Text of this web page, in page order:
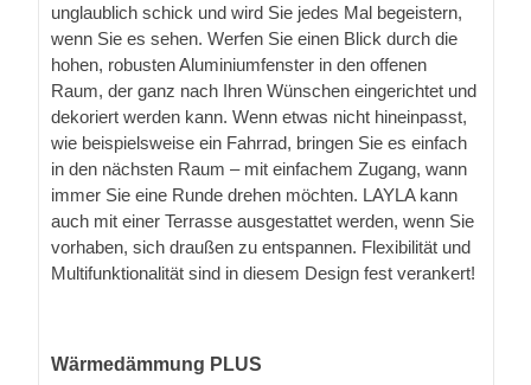
unglaublich schick und wird Sie jedes Mal begeistern,
wenn Sie es sehen. Werfen Sie einen Blick durch die
hohen, robusten Aluminiumfenster in den offenen
Raum, der ganz nach Ihren Wünschen eingerichtet und
dekoriert werden kann. Wenn etwas nicht hineinpasst,
wie beispielsweise ein Fahrrad, bringen Sie es einfach
in den nächsten Raum – mit einfachem Zugang, wann
immer Sie eine Runde drehen möchten. LAYLA kann
auch mit einer Terrasse ausgestattet werden, wenn Sie
vorhaben, sich draußen zu entspannen. Flexibilität und
Multifunktionalität sind in diesem Design fest verankert!
Wärmedämmung PLUS